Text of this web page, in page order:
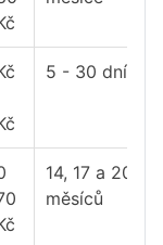
5 - 30 dní
14, 17 a 20
měsíců